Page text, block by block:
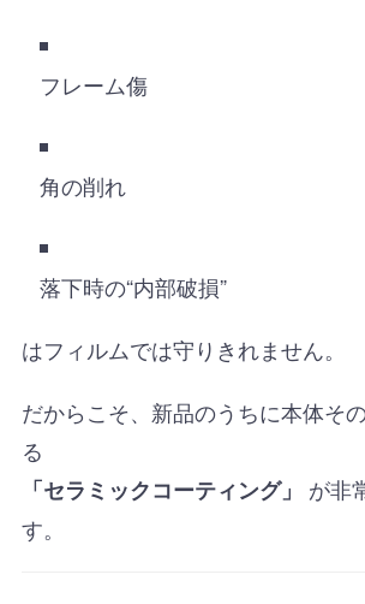
フレーム傷
角の削れ
落下時の“内部破損”
はフィルムでは守りきれません。
だからこそ、新品のうちに本体そ
る
「セラミックコーティング」
が非
す。